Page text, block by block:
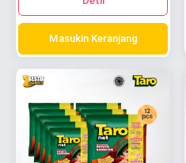
Masukin Keranjang